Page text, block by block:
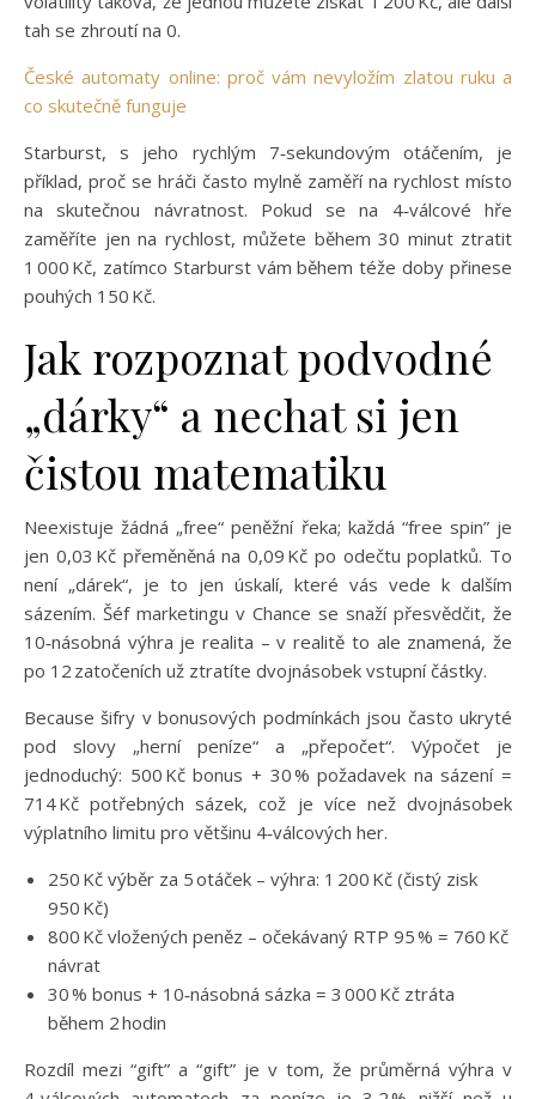
tah se zhroutí na 0.
České automaty online: proč vám nevyložím zlatou ruku a
co skutečně funguje
Starburst, s jeho rychlým 7‑sekundovým otáčením, je
příklad, proč se hráči často mylně zaměří na rychlost místo
na skutečnou návratnost. Pokud se na 4‑válcové hře
zaměříte jen na rychlost, můžete během 30 minut ztratit
1 000 Kč, zatímco Starburst vám během téže doby přinese
pouhých 150 Kč.
Jak rozpoznat podvodné
„dárky“ a nechat si jen
čistou matematiku
Neexistuje žádná „free“ peněžní řeka; každá “free spin” je
jen 0,03 Kč přeměněná na 0,09 Kč po odečtu poplatků. To
není „dárek“, je to jen úskalí, které vás vede k dalším
sázením. Šéf marketingu v Chance se snaží přesvědčit, že
10‑násobná výhra je realita – v realitě to ale znamená, že
po 12 zatočeních už ztratíte dvojnásobek vstupní částky.
Because šifry v bonusových podmínkách jsou často ukryté
pod slovy „herní peníze“ a „přepočet“. Výpočet je
jednoduchý: 500 Kč bonus + 30 % požadavek na sázení =
714 Kč potřebných sázek, což je více než dvojnásobek
výplatního limitu pro většinu 4‑válcových her.
250 Kč výběr za 5 otáček – výhra: 1 200 Kč (čistý zisk
950 Kč)
800 Kč vložených peněz – očekávaný RTP 95 % = 760 Kč
návrat
30 % bonus + 10‑násobná sázka = 3 000 Kč ztráta
během 2 hodin
Rozdíl mezi “gift” a “gift” je v tom, že průměrná výhra v